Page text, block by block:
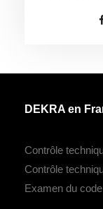
DEKRA en
Contrôle
Contrôle
Examen du